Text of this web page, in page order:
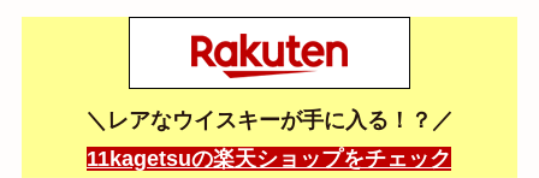
＼レアなウイスキーが手に入る！？／
11kagetsuの楽天ショップをチェック